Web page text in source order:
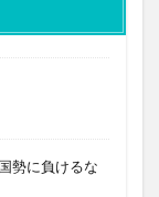
勢に負けるな